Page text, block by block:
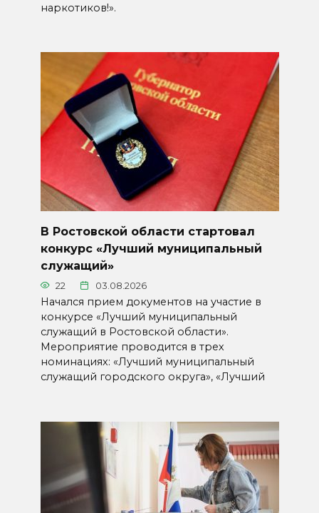
наркотиков!».
В Ростовской области стартовал
конкурс «Лучший муниципальный
служащий»
22 03.08.2026
Начался прием документов на участие в
конкурсе «Лучший муниципальный
служащий в Ростовской области».
Мероприятие проводится в трех
номинациях: «Лучший муниципальный
служащий городского округа», «Лучший